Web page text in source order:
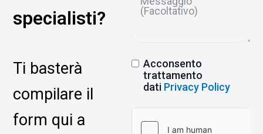
specialisti?
Ti basterà
compilare il
form qui a
Acconsento
trattamento
dati Privacy Policy